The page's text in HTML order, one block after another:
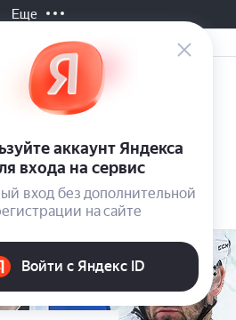
Еще
-
-
1.55
Градец-Кралове
Бешикташ
4.10 3.50
Все матчи